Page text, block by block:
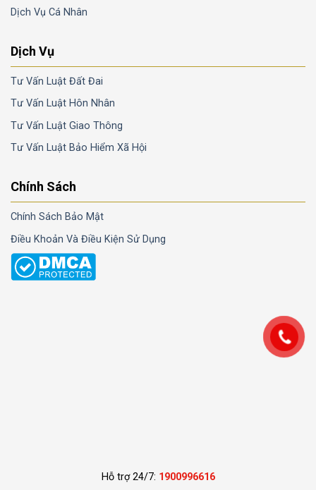
Dịch Vụ Cá Nhân
Dịch Vụ
Tư Vấn Luật Đất Đai
Tư Vấn Luật Hôn Nhân
Tư Vấn Luật Giao Thông
Tư Vấn Luật Bảo Hiểm Xã Hội
Chính Sách
Chính Sách Bảo Mật
Điều Khoản Và Điều Kiện Sử Dụng
Hỗ trợ 24/7: 1900996616